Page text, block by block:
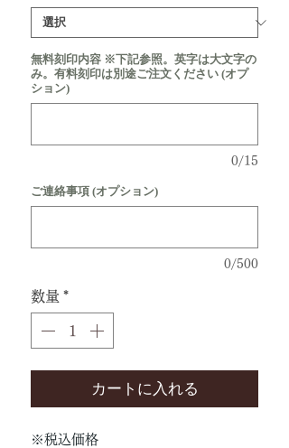
無料刻印内容 ※下記参照。英字は大文字の
み。有料刻印は別途ご注文ください (オプ
ション)
0/15
ご連絡事項 (オプション)
0/500
数量 *
カートに入れる
※税込価格